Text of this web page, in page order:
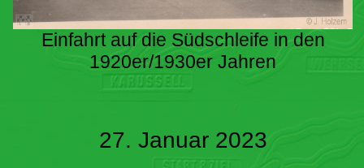
Einfahrt auf die Südschleife in den
1920er/1930er Jahren
27. Januar 2023